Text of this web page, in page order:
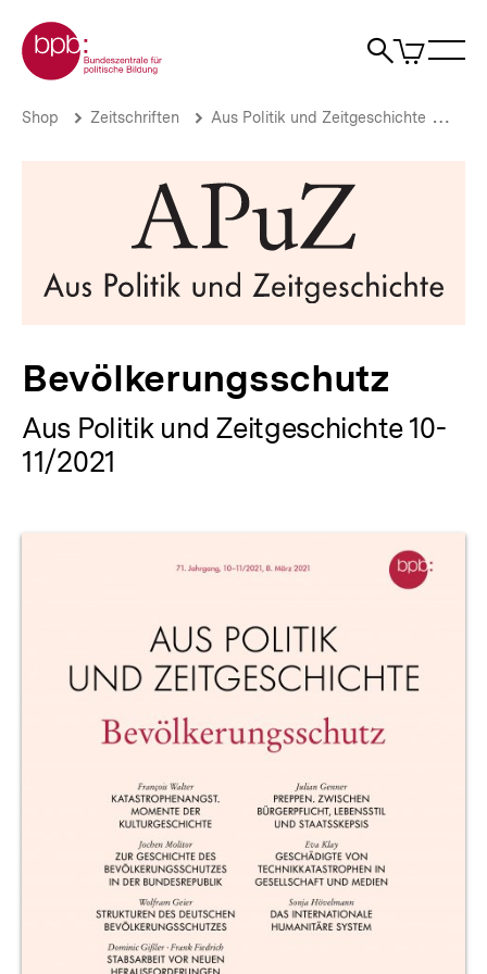
zum
Seiteninhalt
springen
Zur Startseite der bpb
Suche
Artikel
im
Bevölkerungsschutz
bpb.de
Brotkrümelnavigation
Pfadnavigation
Shop Zeitschriften Aus Politik und Zeitgeschichte
Bevölkerungsschutz
Aus Politik und Zeitgeschichte 10-
11/2021